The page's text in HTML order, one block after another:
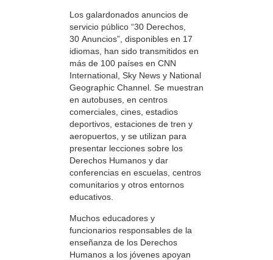
Los galardonados anuncios de
servicio público “30 Derechos,
30 Anuncios”, disponibles en 17
idiomas, han sido transmitidos en
más de 100 países en CNN
International, Sky News y National
Geographic Channel. Se muestran
en autobuses, en centros
comerciales, cines, estadios
deportivos, estaciones de tren y
aeropuertos, y se utilizan para
presentar lecciones sobre los
Derechos Humanos y dar
conferencias en escuelas, centros
comunitarios y otros entornos
educativos.
Muchos educadores y
funcionarios responsables de la
enseñanza de los Derechos
Humanos a los jóvenes apoyan